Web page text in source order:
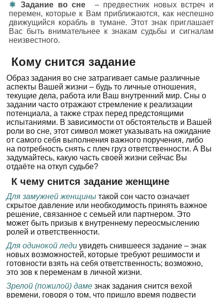
Задание во сне
– предвестник новых встреч и
перемен, которые к Вам приближаются, как неспешно
движущийся корабль в тумане. Этот знак приглашает
Вас быть внимательнее к знакам судьбы и сигналам
неизвестного.
Кому снится задание
Образ задания во сне затрагивает самые различные
аспекты Вашей жизни – будь то личные отношения,
текущие дела, работа или Ваш внутренний мир. Сны о
задании часто отражают стремление к реализации
потенциала, а также страх перед предстоящими
испытаниями. В зависимости от обстоятельств и Вашей
роли во сне, этот символ может указывать на ожидание
от самого себя выполнения важного поручения, либо
на потребность снять с плеч груз ответственности. А Вы
задумайтесь, какую часть своей жизни сейчас Вы
отдаёте на откуп судьбе?
К чему снится задание женщине
Для замужней женщины такой сон часто означает
скрытое давление или необходимость принять важное
решение, связанное с семьей или партнером. Это
может быть призыв к внутреннему переосмыслению
ролей и ответственности.
Для одинокой леди увидеть снившееся задание – знак
новых возможностей, которые требуют решимости и
готовности взять на себя ответственность; возможно,
это зов к переменам в личной жизни.
Зрелой (пожилой) даме знак задания снится вехой
времени, говоря о том, что пришло время подвести